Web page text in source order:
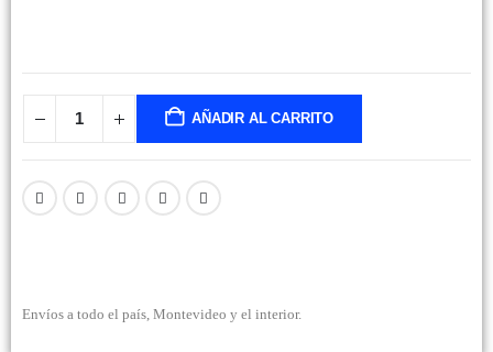
AÑADIR AL CARRITO
Envíos a todo el país, Montevideo y el interior.